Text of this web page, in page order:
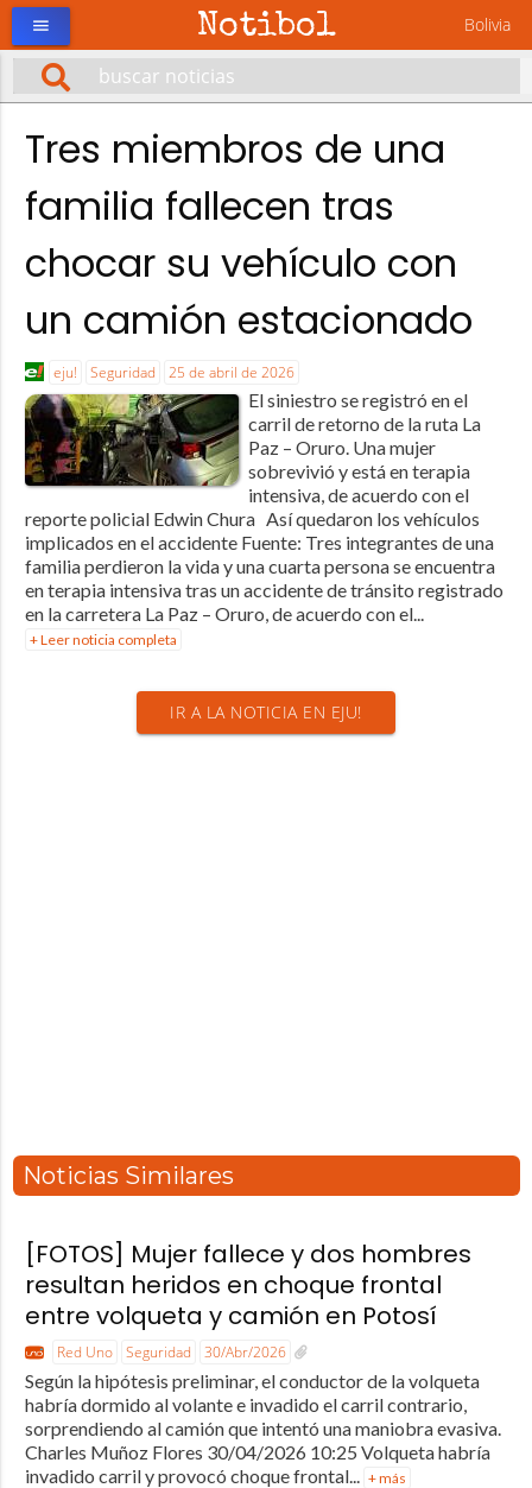
Notibol Bolivia
menu
Tres miembros de una
familia fallecen tras
chocar su vehículo con
un camión estacionado
eju! Seguridad 25 de abril de 2026
El siniestro se registró en el
carril de retorno de la ruta La
Paz – Oruro. Una mujer
sobrevivió y está en terapia
intensiva, de acuerdo con el
reporte policial Edwin Chura Así quedaron los vehículos
implicados en el accidente Fuente: Tres integrantes de una
familia perdieron la vida y una cuarta persona se encuentra
en terapia intensiva tras un accidente de tránsito registrado
en la carretera La Paz – Oruro, de acuerdo con el...
+ Leer noticia completa
IR A LA NOTICIA EN EJU!
Noticias Similares
[FOTOS] Mujer fallece y dos hombres
resultan heridos en choque frontal
entre volqueta y camión en Potosí
Red Uno Seguridad 30/Abr/2026
Según la hipótesis preliminar, el conductor de la volqueta
habría dormido al volante e invadido el carril contrario,
sorprendiendo al camión que intentó una maniobra evasiva.
Charles Muñoz Flores 30/04/2026 10:25 Volqueta habría
invadido carril y provocó choque frontal... + más